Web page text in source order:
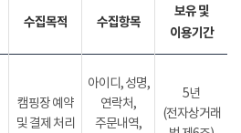
수집목적 수집항목
보유 및
이용기간
캠핑장 예약
및 결제 처리
아이디, 성명,
연락처,
주문내역,
5년
(전자상거래